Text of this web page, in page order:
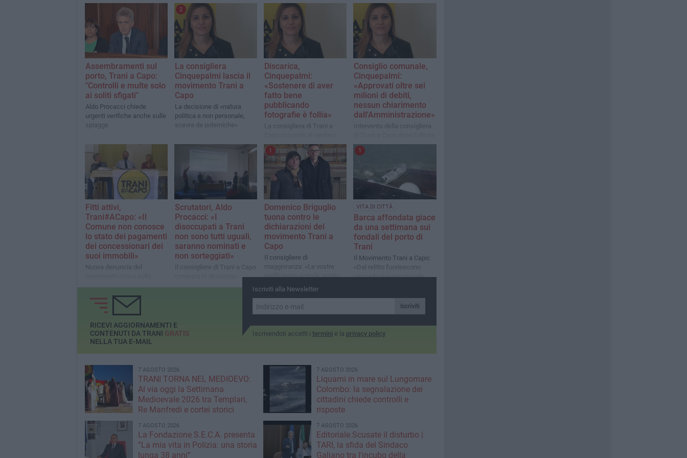
Assembramenti sul
porto, Trani a Capo:
"Controlli e multe solo
ai soliti sfigati"
Aldo Procacci chiede
urgenti verifiche anche sulle
spiagge
2
La consigliera
Cinquepalmi lascia il
movimento Trani a
Capo
La decisione di «natura
politica e non personale,
scevra da polemiche»
Discarica,
Cinquepalmi:
«Sostenere di aver
fatto bene
pubblicando
fotografie è follia»
La consigliera di Trani a
Consiglio comunale,
Cinquepalmi:
«Approvati oltre sei
milioni di debiti,
nessun chiarimento
dall'Amministrazione»
Intervento della consigliera
seduta
Fitti attivi,
Trani#ACapo: «Il
Comune non conosce
lo stato dei pagamenti
dei concessionari dei
suoi immobili»
Nuova denuncia del
gestione delle proprietà
Scrutatori, Aldo
Procacci: «I
disoccupati a Trani
non sono tutti uguali,
saranno nominati e
non sorteggiati»
Il consigliere di Trani a Capo
sostenuta dai colleghi Lops
1
Domenico Briguglio
tuona contro le
dichiarazioni del
movimento Trani a
Capo
Il consigliere di
maggioranza: «Le vostre
inefficienze sono le nostre
virtù»
1
VITA DI CITTÀ
Barca affondata giace
da una settimana sui
fondali del porto di
Trani
Il Movimento Trani a Capo:
«Dal relitto fuoriescono
idrocarburi sversati nelle
Iscriviti alla Newsletter
Iscriviti
Iscrivendoti accetti i termini e la privacy policy
RICEVI AGGIORNAMENTI E
CONTENUTI DA TRANI GRATIS
NELLA TUA E-MAIL
7 AGOSTO 2026
TRANI TORNA NEL MEDIOEVO:
Al via oggi la Settimana
Medioevale 2026 tra Templari,
Re Manfredi e cortei storici
7 AGOSTO 2026
Liquami in mare sul Lungomare
Colombo: la segnalazione dei
cittadini chiede controlli e
risposte
7 AGOSTO 2026
La Fondazione S.E.C.A. presenta
“La mia vita in Polizia: una storia
lunga 38 anni”
7 AGOSTO 2026
Editoriale.Scusate il disturbo |
TARI, la sfida del Sindaco
Galiano tra l'incubo della